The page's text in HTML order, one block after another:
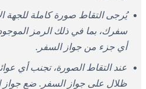
يُرجى التقاط صورة كاملة للجهة
سفرك، بما في ذلك الرمز
أي جزء من جواز السفر.
عند التقاط الصورة، تجنب أي
ظلال على جواز السفر. ضع